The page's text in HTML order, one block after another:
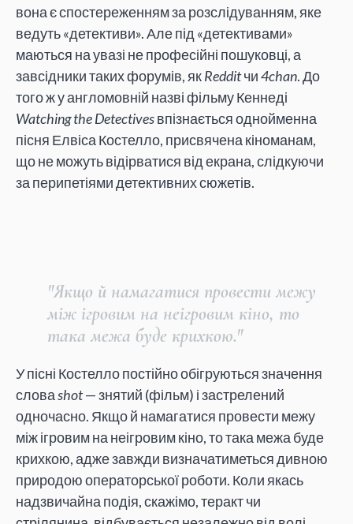
вона є спостереженням за розслідуванням, яке
ведуть «детективи». Але під «детективами»
маються на увазі не професійні пошуковці, а
завсідники таких форумів, якRedditчи4chan. До
того ж у англомовній назві фільму Кеннеді
Watching the Detectivesвпізнається однойменна
пісня Елвіса Костелло, присвячена кіноманам,
що не можуть відірватися від екрана, слідкуючи
за перипетіями детективних сюжетів.
"Якщо й намагатися провести межу
між ігровим на неігровим кіно, то
така межа буде крихкою."
У пісні Костелло постійно обігруються значення
словаshot— знятий (фільм) і застрелений
одночасно. Якщо й намагатися провести межу
між ігровим на неігровим кіно, то така межа буде
крихкою, адже завжди визначатиметься дивною
природою операторської роботи. Коли якась
надзвичайна подія, скажімо, теракт чи